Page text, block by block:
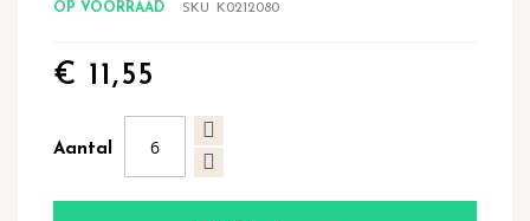
OP VOORRAAD SKU K0212080
€ 11,55
Aantal